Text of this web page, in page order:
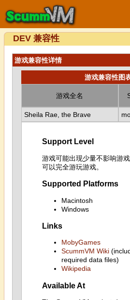
DEV 兼容性
游戏兼容性详情
游戏兼容性图
游戏全名
Sheila Rae, the Brave
Support Level
游戏可能出现少量不影响游戏
可以完全游玩游戏。
Supported Platforms
Macintosh
Windows
Links
MobyGames
ScummVM Wiki
required data files)
Wikipedia
Available At